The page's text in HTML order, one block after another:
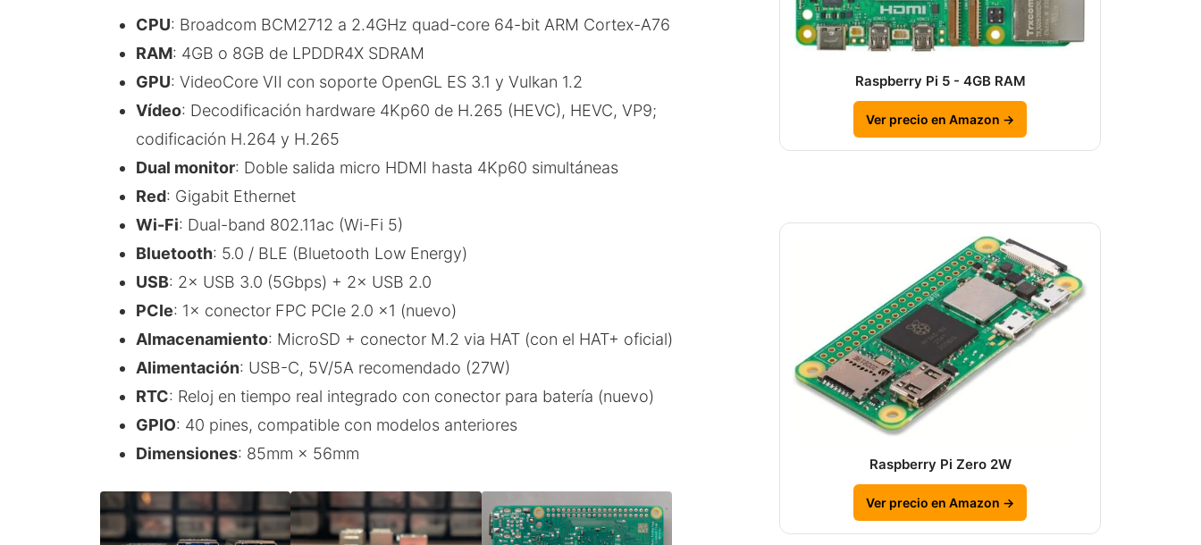
CPU: Broadcom BCM2712 a 2.4GHz quad-core 64-bit ARM Cortex-A76
RAM: 4GB o 8GB de LPDDR4X SDRAM
GPU: VideoCore VII con soporte OpenGL ES 3.1 y Vulkan 1.2
Vídeo: Decodificación hardware 4Kp60 de H.265 (HEVC), HEVC, VP9;
codificación H.264 y H.265
Dual monitor: Doble salida micro HDMI hasta 4Kp60 simultáneas
Red: Gigabit Ethernet
Wi-Fi: Dual-band 802.11ac (Wi-Fi 5)
Bluetooth: 5.0 / BLE (Bluetooth Low Energy)
USB: 2× USB 3.0 (5Gbps) + 2× USB 2.0
PCIe: 1× conector FPC PCIe 2.0 ×1 (nuevo)
Almacenamiento: MicroSD + conector M.2 via HAT (con el HAT+ oficial)
Alimentación: USB-C, 5V/5A recomendado (27W)
RTC: Reloj en tiempo real integrado con conector para batería (nuevo)
GPIO: 40 pines, compatible con modelos anteriores
Dimensiones: 85mm × 56mm
Raspberry Pi 5 - 4GB RAM
Ver precio en Amazon →
Raspberry Pi Zero 2W
Ver precio en Amazon →